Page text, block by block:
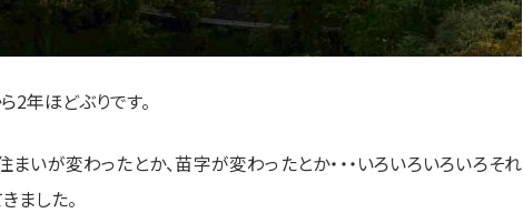
年ほどぶりです。
いが変わったとか、苗字が変わったとか・・・いろいろいろいろそれ
ました。